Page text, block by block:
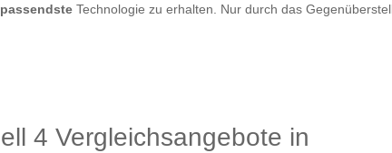
Technologie zu erhalten. Nur durch das
4 Vergleichsangebote in